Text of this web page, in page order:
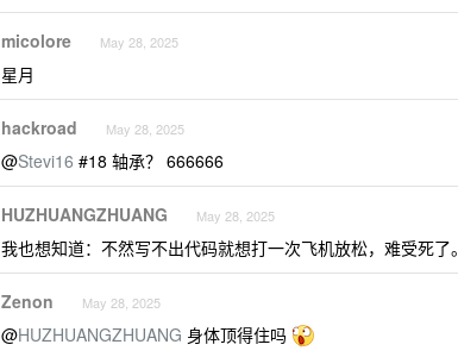
micolore May 28, 2025
星月
hackroad May 28, 2025
@Stevi16 #18 轴承？ 666666
HUZHUANGZHUANG May 28, 2025
我也想知道：不然写不出代码就想打一次飞机放松，难受死了。
Zenon May 28, 2025
@HUZHUANGZHUANG 身体顶得住吗